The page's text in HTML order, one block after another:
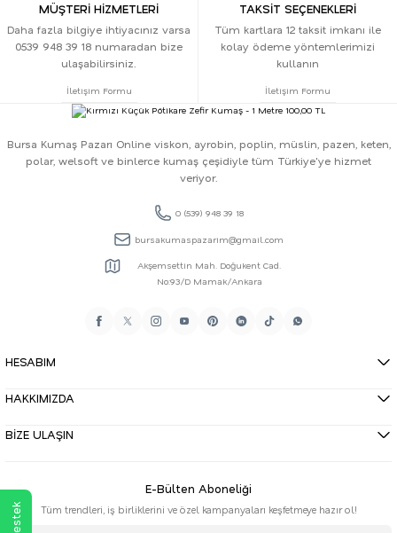
MÜŞTERİ HİZMETLERİ
Daha fazla bilgiye ihtiyacınız varsa
0539 948 39 18 numaradan bize
ulaşabilirsiniz.
İletişim Formu
TAKSİT SEÇENEKLERİ
Tüm kartlara 12 taksit imkanı ile
kolay ödeme yöntemlerimizi
kullanın
İletişim Formu
Bursa Kumaş Pazarı Online viskon, ayrobin, poplin, müslin, pazen, keten,
polar, welsoft ve binlerce kumaş çeşidiyle tüm Türkiye'ye hizmet
veriyor.
0 (539) 948 39 18
bursakumaspazarim@gmail.com
Akşemsettin Mah. Doğukent Cad.
No:93/D Mamak/Ankara
HESABIM
HAKKIMIZDA
BİZE ULAŞIN
E-Bülten Aboneliği
Tüm trendleri, iş birliklerini ve özel kampanyaları keşfetmeye hazır ol!